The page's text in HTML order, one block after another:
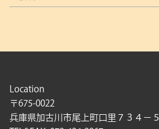
Location
〒675-0022
兵庫県加古川市尾上町口里７３４－５